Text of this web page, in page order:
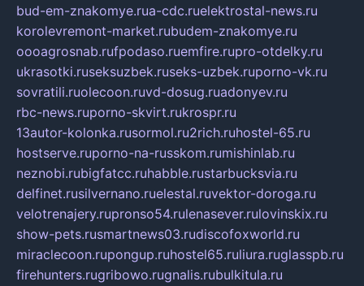
bud-em-znakomye.rua-cdc.ruelektrostal-news.ru
korolevremont-market.rubudem-znakomye.ru
oooagrosnab.rufpodaso.ruemfire.rupro-otdelky.ru
ukrasotki.ruseksuzbek.ruseks-uzbek.ruporno-vk.ru
sovratili.ruolecoon.ruvd-dosug.ruadonyev.ru
rbc-news.ruporno-skvirt.rukrospr.ru
13autor-kolonka.rusormol.ru2rich.ruhostel-65.ru
hostserve.ruporno-na-russkom.rumishinlab.ru
neznobi.rubigfatcc.ruhabble.rustarbucksvia.ru
delfinet.rusilvernano.ruelestal.ruvektor-doroga.ru
velotrenajery.rupronso54.rulenasever.rulovinskix.ru
show-pets.rusmartnews03.rudiscofoxworld.ru
miraclecoon.rupongup.ruhostel65.ruliura.ruglasspb.ru
firehunters.rugribowo.rugnalis.rubulkitula.ru